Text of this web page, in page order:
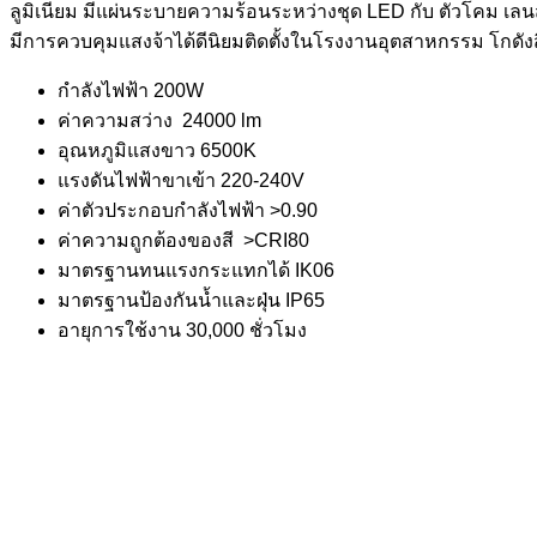
ลูมิเนียม มีแผ่นระบายความร้อนระหว่างชุด LED กับ ตัวโคม เล
มีการควบคุมแสงจ้าได้ดีนิยมติดตั้งในโรงงานอุตสาหกรรม โก
กำลังไฟฟ้า 200W
ค่าความสว่าง 24000 lm
อุณหภูมิแสงขาว 6500K
แรงดันไฟฟ้าขาเข้า 220-240V
ค่าตัวประกอบกำลังไฟฟ้า >0.90
ค่าความถูกต้องของสี >CRI80
มาตรฐานทนแรงกระแทกได้ IK06
มาตรฐานป้องกันน้ำและฝุ่น IP65
อายุการใช้งาน 30,000 ชั่วโมง